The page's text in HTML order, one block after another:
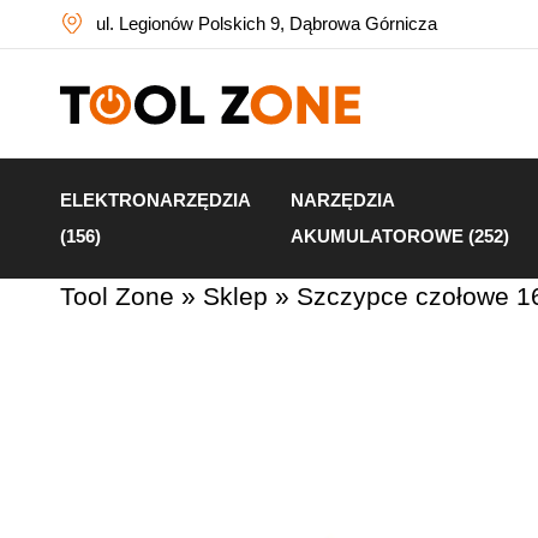
ul. Legionów Polskich 9, Dąbrowa Górnicza
ELEKTRONARZĘDZIA
(156)
NARZĘDZIA
AKUMULATOROWE (252)
Tool Zone » Sklep » Szczypce czołowe